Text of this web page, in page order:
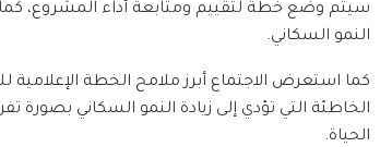
سيتم وضع خطة لتقييم ومتابعة أداء المشروع،
النمو السكاني.
كما استعرض الاجتماع أبرز ملامح الخطة الإعلامية
الخاطئة التي تؤدي إلى زيادة النمو السكاني بصورة
الحياة.